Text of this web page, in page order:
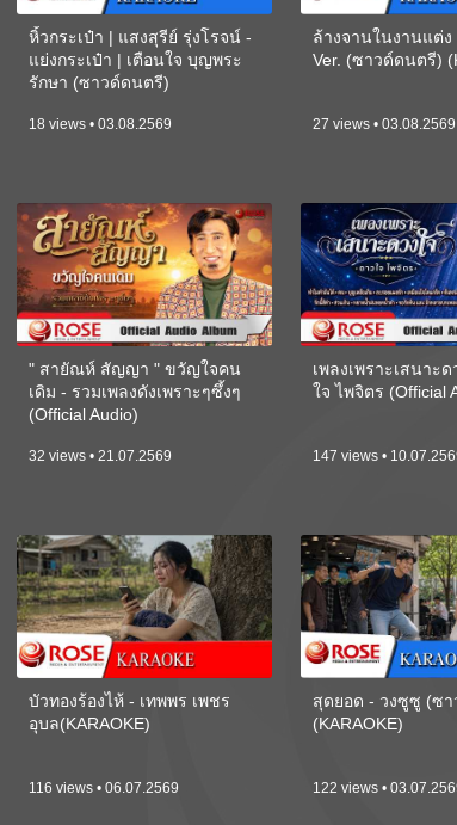
หิ้วกระเป๋า | แสงสุรีย์ รุ่งโรจน์ -
แย่งกระเป๋า | เตือนใจ บุญพระ
รักษา (ซาวด์ดนตรี)
18 views • 03.08.2569
ล้างจานในงานแต่ง
Ver. (ซาวด์ดนตรี)
27 views • 03.08.2569
" สายัณห์ สัญญา " ขวัญใจคน
เดิม - รวมเพลงดังเพราะๆซึ้งๆ
(Official Audio)
32 views • 21.07.2569
เพลงเพราะเสนาะ
ใจ ไพจิตร (Official
147 views •
บัวทองร้องไห้ - เทพพร เพชร
อุบล(KARAOKE)
116 views • 06.07.2569
สุดยอด - วงซูซู (ซ
(KARAOKE)
122 views •